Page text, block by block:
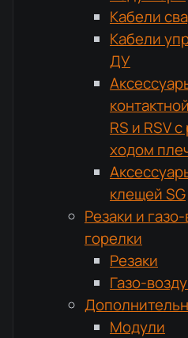
Кабели
Кабели
ДУ
RS и RSV
ходом
клещей SG
Резаки и
горелки
Резаки
Газо-
Модули